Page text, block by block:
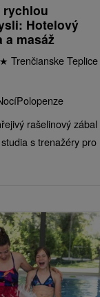
rychlou
Hotelový
a masáž
★ Trenčianske Teplice
Polopenze
rašelinový zábal
s trenažéry pro